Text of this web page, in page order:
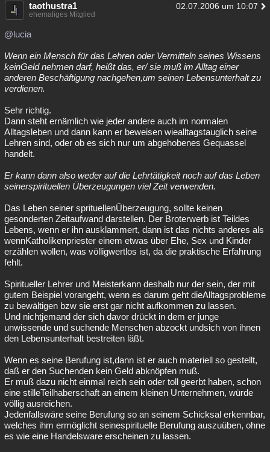
taothustra1 02.07.2006 um 10:07
ehemaliges Mitglied
@lucia
Wenn ein Mensch für das Lehren oder Vermitteln seines Wissens
keinGeld nehmen darf, heißt das, er/ sie muß im Alltag einer
anderen Beschäftigung nachgehen,um seinen Lebensunterhalt zu
verdienen.
Sehr richtig.
Dann steht ernämlich wie jeder andere auch im normalen
Alltagsleben und dann kann er beweisen wiealltagstauglich seine
Lehren sind, oder ob es sich nur um abgehobenes Gequassel
handelt.
Er kann dann also weder auf die Lehrtätigkeit noch auf das Leben
seinerspirituellen Überzeugungen viel Zeit verwenden.
Das Leben seiner sprituellenÜberzeugung, sollte keinen
gesonderten Zeitaufwand darstellen. Der Broterwerb ist Teildes
Lebens, wenn er ihn ausklammert, dann ist das nichts anderes als
wennKatholikenpriester einem etwas über Ehe, Sex und Kinder
erzählen wollen, was völligwertlos ist, da die praktische Erfahrung
fehlt.
Spiritueller Lehrer und Meisterkann deshalb nur der sein, der mit
gutem Beispiel vorangeht, wenn es darum geht dieAlltagsprobleme
zu bewältigen bzw sie erst gar nicht aufkommen zu lassen.
Und nichtjemand der sich davor drückt in dem er junge
unwissende und suchende Menschen abzockt undsich von ihnen
den Lebensunterhalt bestreiten läßt.
Wenn es seine Berufung ist,dann ist er auch materiell so gestellt,
daß er den Suchenden kein Geld abknöpfen muß.
Er muß dazu nicht einmal reich sein oder toll geerbt haben, schon
eine stilleTeilhaberschaft an einem kleinen Unternehmen, würde
völlig ausreichen.
Jedenfallswäre seine Berufung so an seinem Schicksal erkennbar,
welches ihm ermöglicht seinespirituelle Berufung auszuüben, ohne
es wie eine Handelsware erscheinen zu lassen.